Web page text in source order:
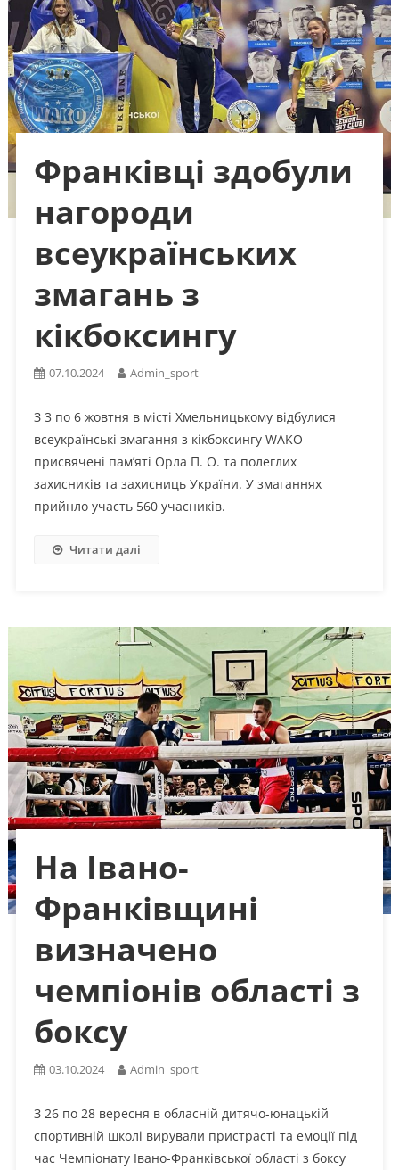
Франківці здобули
нагороди
всеукраїнських
змагань з
кікбоксингу
07.10.2024 Admin_sport
З 3 по 6 жовтня в місті Хмельницькому відбулися
всеукраїнські змагання з кікбоксингу WAKO
присвячені пам’яті Орла П. О. та полеглих
захисників та захисниць України. У змаганнях
прийнло участь 560 учасників.
Читати далі
На Івано-
Франківщині
визначено
чемпіонів області з
боксу
03.10.2024 Admin_sport
З 26 по 28 вересня в обласній дитячо-юнацькій
спортивній школі вирували пристрасті та емоції під
час Чемпіонату Івано-Франківської області з боксу